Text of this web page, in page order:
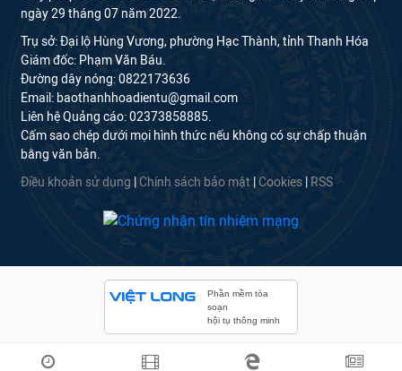
ngày 29 tháng 07 năm 2022.
Trụ sở: Đại lộ Hùng Vương, phường Hạc Thành, tỉnh Thanh Hóa
Giám đốc: Phạm Văn Báu.
Đường dây nóng: 0822173636
Email: baothanhhoadientu@gmail.com
Liên hệ Quảng cáo: 02373858885.
Cấm sao chép dưới mọi hình thức nếu không có sự chấp thuận
bằng văn bản.
Điều khoản sử dụng Chính sách bảo mật Cookies RSS
Phần mềm tòa
soạn
hội tụ thông minh